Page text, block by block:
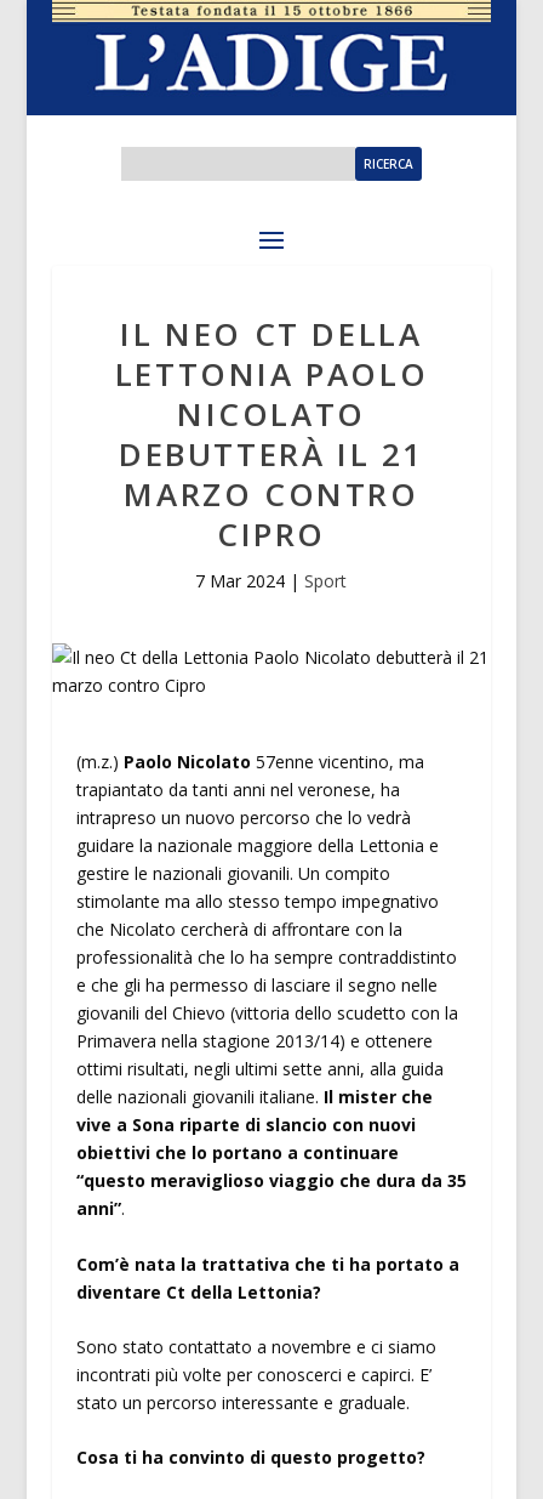
IL NEO CT DELLA
LETTONIA PAOLO
NICOLATO
DEBUTTERÀ IL 21
MARZO CONTRO
CIPRO
7 Mar 2024 |Sport
(m.z.) Paolo Nicolato 57enne vicentino, ma
trapiantato da tanti anni nel veronese, ha
intrapreso un nuovo percorso che lo vedrà
guidare la nazionale maggiore della Lettonia e
gestire le nazionali giovanili. Un compito
stimolante ma allo stesso tempo impegnativo
che Nicolato cercherà di affrontare con la
professionalità che lo ha sempre contraddistinto
e che gli ha permesso di lasciare il segno nelle
giovanili del Chievo (vittoria dello scudetto con la
Primavera nella stagione 2013/14) e ottenere
ottimi risultati, negli ultimi sette anni, alla guida
delle nazionali giovanili italiane. Il mister che
vive a Sona riparte di slancio con nuovi
obiettivi che lo portano a continuare
“questo meraviglioso viaggio che dura da 35
anni”.
Com’è nata la trattativa che ti ha portato a
diventare Ct della Lettonia?
Sono stato contattato a novembre e ci siamo
incontrati più volte per conoscerci e capirci. E’
stato un percorso interessante e graduale.
Cosa ti ha convinto di questo progetto?